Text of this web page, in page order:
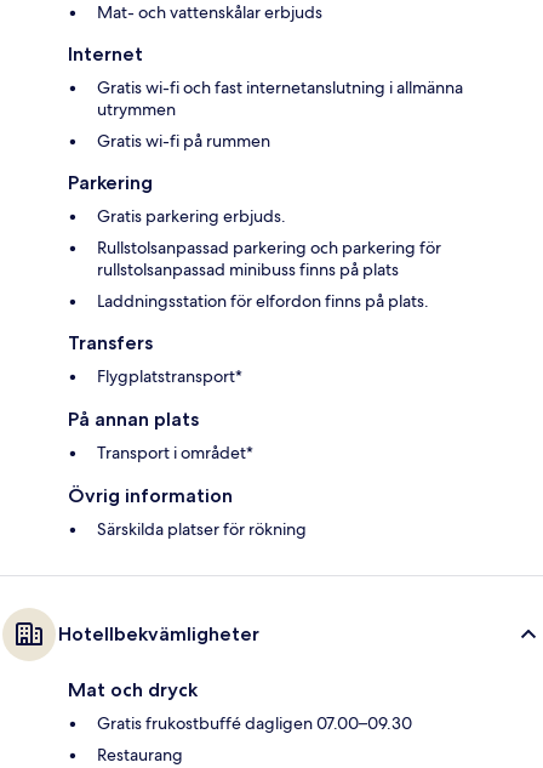
Mat- och vattenskålar erbjuds
Internet
Gratis wi-fi och fast internetanslutning i allmänna
utrymmen
Gratis wi-fi på rummen
Parkering
Gratis parkering erbjuds.
Rullstolsanpassad parkering och parkering för
rullstolsanpassad minibuss finns på plats
Laddningsstation för elfordon finns på plats.
Transfers
Flygplatstransport*
På annan plats
Transport i området*
Övrig information
Särskilda platser för rökning
Hotellbekvämligheter
Mat och dryck
Gratis frukostbuffé dagligen 07.00–09.30
Restaurang